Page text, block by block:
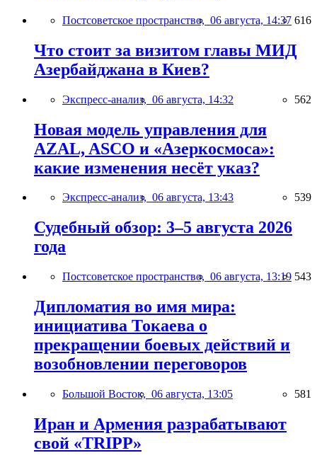
Постсоветское пространство, 06 августа, 14:37 616
Что стоит за визитом главы МИД
Азербайджана в Киев?
Экспресс-анализ, 06 августа, 14:32 562
Новая модель управления для
AZAL, ASCO и «Азеркосмоса»:
какие изменения несёт указ?
Экспресс-анализ, 06 августа, 13:43 539
Судебный обзор: 3–5 августа 2026
года
Постсоветское пространство, 06 августа, 13:19 543
Дипломатия во имя мира:
инициатива Токаева о
прекращении боевых действий и
возобновлении переговоров
Большой Восток, 06 августа, 13:05 581
Иран и Армения разрабатывают
свой «TRIPP»